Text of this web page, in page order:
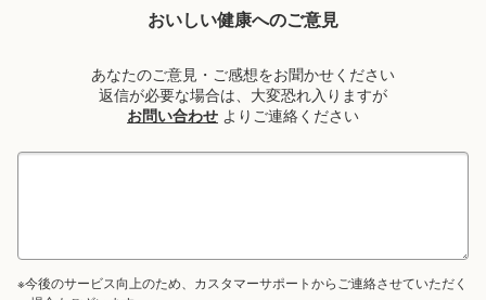
おいしい健康へのご意見
あなたのご意見・ご感想をお聞かせください
返信が必要な場合は、大変恐れ入りますが
お問い合わせ よりご連絡ください
※今後のサービス向上のため、カスタマーサポートからご連絡させていただく